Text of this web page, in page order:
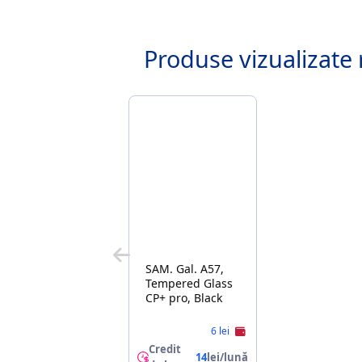
Produse vizualizate
SAM. Gal. A57,
Tempered Glass
CP+ pro, Black
6 lei
Credit
14lei/lună